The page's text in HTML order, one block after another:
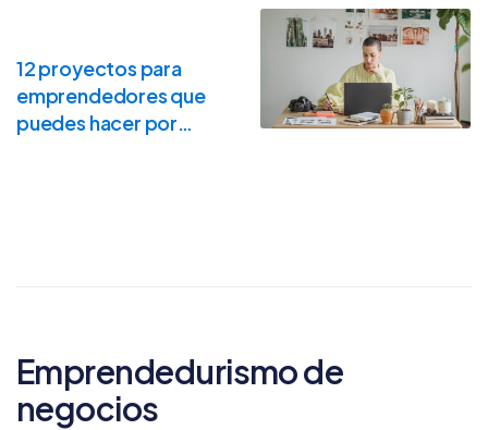
12 proyectos para
emprendedores que
puedes hacer por
Emprendedurismo de
negocios